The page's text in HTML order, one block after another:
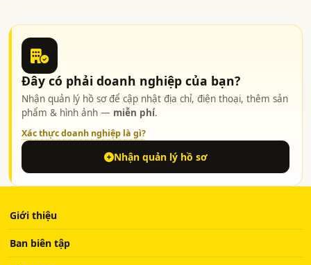
Đây có phải doanh nghiệp của bạn?
Nhận quản lý hồ sơ để cập nhật địa chỉ, điện thoại, thêm sản
phẩm & hình ảnh — miễn phí.
Xác thực doanh nghiệp là gì?
Nhận quản lý hồ sơ
Giới thiệu
Ban biên tập